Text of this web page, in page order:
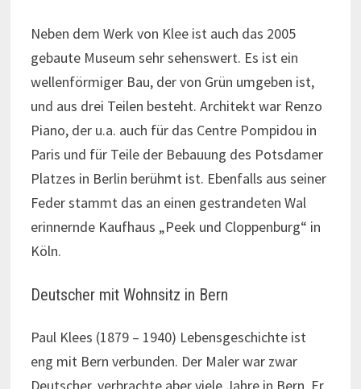
Neben dem Werk von Klee ist auch das 2005
gebaute Museum sehr sehenswert. Es ist ein
wellenförmiger Bau, der von Grün umgeben ist,
und aus drei Teilen besteht. Architekt war Renzo
Piano, der u.a. auch für das Centre Pompidou in
Paris und für Teile der Bebauung des Potsdamer
Platzes in Berlin berühmt ist. Ebenfalls aus seiner
Feder stammt das an einen gestrandeten Wal
erinnernde Kaufhaus „Peek und Cloppenburg“ in
Köln.
Deutscher mit Wohnsitz in Bern
Paul Klees (1879 – 1940) Lebensgeschichte ist
eng mit Bern verbunden. Der Maler war zwar